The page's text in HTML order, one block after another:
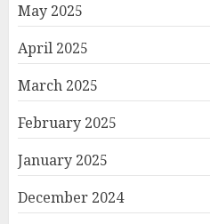
May 2025
April 2025
March 2025
February 2025
January 2025
December 2024